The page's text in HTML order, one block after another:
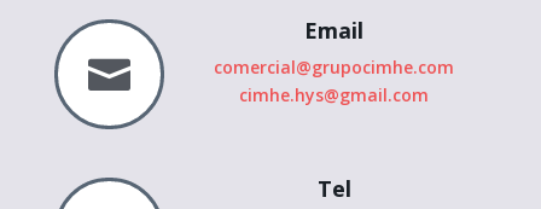

Email
comercial@grupocimhe.com
cimhe.hys@gmail.com
Tel